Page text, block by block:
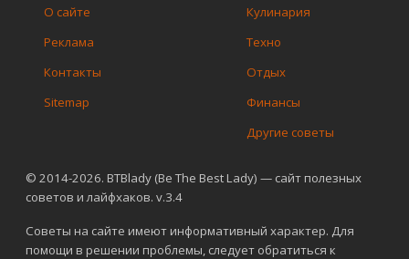
© 2014-2026. BTBlady (Be The Best Lady) — сайт полезных
советов и лайфхаков. v.3.4
Советы на сайте имеют информативный характер. Для
помощи в решении проблемы, следует обратиться к
О сайте
Реклама
Контакты
Sitemap
Кулинария
Техно
Отдых
Финансы
Другие советы